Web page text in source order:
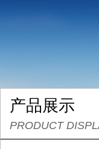
产品展示
PRODUCT